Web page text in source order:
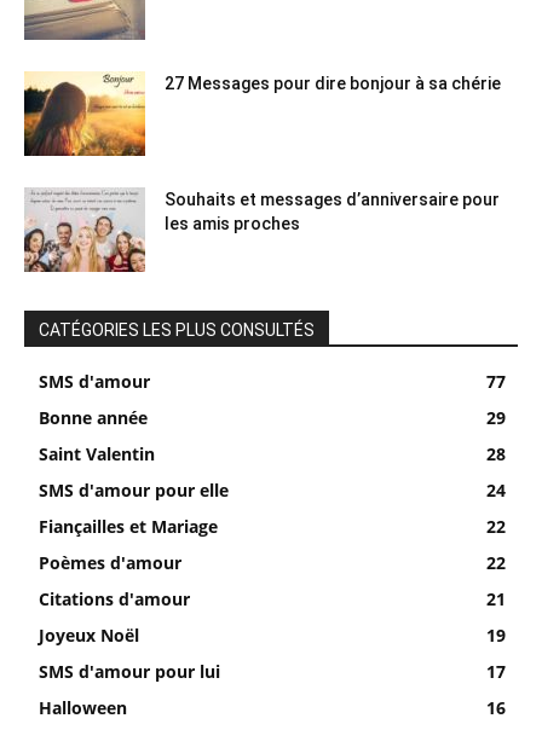
27 Messages pour dire bonjour à sa chérie
Souhaits et messages d’anniversaire pour
les amis proches
CATÉGORIES LES PLUS CONSULTÉS
SMS d'amour
77
Bonne année
29
Saint Valentin
28
SMS d'amour pour elle
24
Fiançailles et Mariage
22
Poèmes d'amour
22
Citations d'amour
21
Joyeux Noël
19
SMS d'amour pour lui
17
Halloween
16